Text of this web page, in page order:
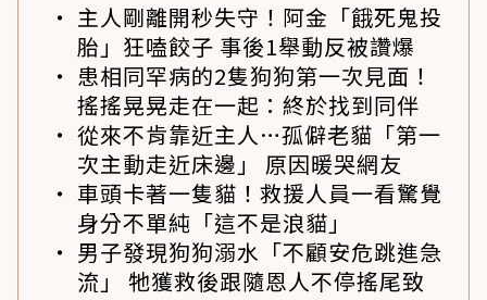
主人剛離開秒失守！阿金「餓死鬼投
胎」狂嗑餃子 事後1舉動反被讚爆
患相同罕病的2隻狗狗第一次見面！
搖搖晃晃走在一起：終於找到同伴
從來不肯靠近主人…孤僻老貓「第一
次主動走近床邊」 原因暖哭網友
車頭卡著一隻貓！救援人員一看驚覺
身分不單純「這不是浪貓」
男子發現狗狗溺水「不顧安危跳進急
流」 牠獲救後跟隨恩人不停搖尾致